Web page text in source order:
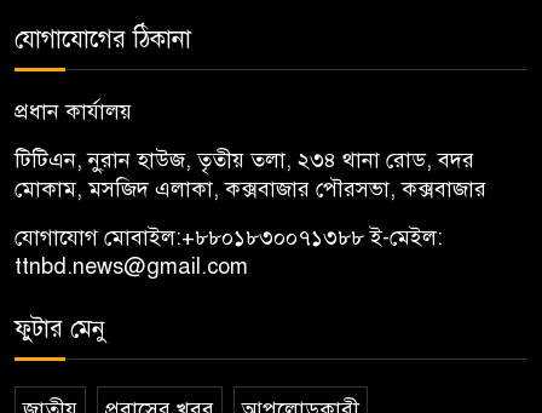
যোগাযোগের ঠিকানা
প্রধান কার্যালয়
টিটিএন, নু্রান হাউজ, তৃতীয় তলা, ২৩৪ থানা রোড, বদর
মোকাম, মসজিদ এলাকা, কক্সবাজার পৌরসভা, কক্সবাজার
যোগাযোগ মোবাইল:+৮৮০১৮৩০০৭১৩৮৮ই-মেইল:
ttnbd.news@gmail.com
ফুটার মেনু